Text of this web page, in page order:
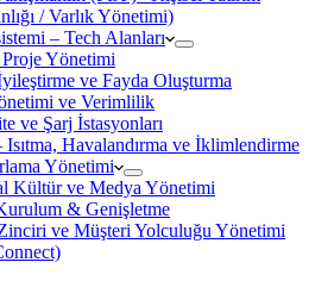
/ Varlık Yönetimi)
– Tech Alanları
Yönetimi
ve Fayda Oluşturma
ve Verimlilik
ve Şarj İstasyonları
Havalandırma ve İklimlendirme
Yönetimi
Kültür ve Medya Yönetimi
& Genişletme
ve Müşteri Yolculuğu Yönetimi